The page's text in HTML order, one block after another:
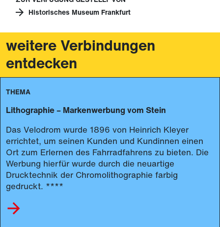
Historisches Museum Frankfurt
weitere Verbindungen
entdecken
THEMA
Lithographie – Markenwerbung vom Stein
Das Velodrom wurde 1896 von Heinrich Kleyer
errichtet, um seinen Kunden und Kundinnen einen
Ort zum Erlernen des Fahrradfahrens zu bieten. Die
Werbung hierfür wurde durch die neuartige
Drucktechnik der Chromolithographie farbig
gedruckt. ****